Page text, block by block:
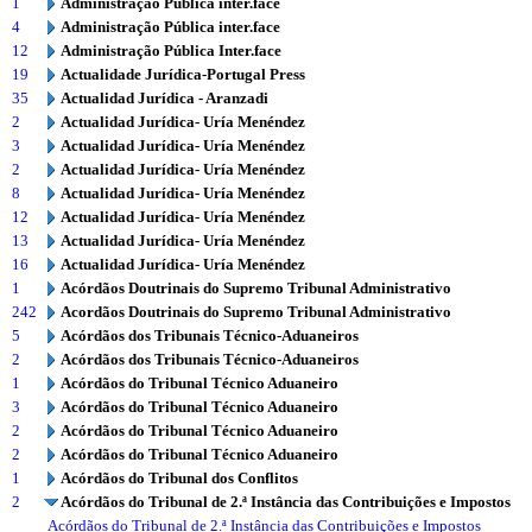
4
Administração Pública inter.face
12
Administração Pública Inter.face
19
Actualidade Jurídica-Portugal Press
35
Actualidad Jurídica - Aranzadi
2
Actualidad Jurídica- Uría Menéndez
3
Actualidad Jurídica- Uría Menéndez
2
Actualidad Jurídica- Uría Menéndez
8
Actualidad Jurídica- Uría Menéndez
12
Actualidad Jurídica- Uría Menéndez
13
Actualidad Jurídica- Uría Menéndez
16
Actualidad Jurídica- Uría Menéndez
1
Acórdãos Doutrinais do Supremo Tribunal Administrativo
242
Acordãos Doutrinais do Supremo Tribunal Administrativo
5
Acórdãos dos Tribunais Técnico-Aduaneiros
2
Acórdãos dos Tribunais Técnico-Aduaneiros
1
Acórdãos do Tribunal Técnico Aduaneiro
3
Acórdãos do Tribunal Técnico Aduaneiro
2
Acórdãos do Tribunal Técnico Aduaneiro
2
Acórdãos do Tribunal Técnico Aduaneiro
1
Acórdãos do Tribunal dos Conflitos
2
Acórdãos do Tribunal de 2.ª Instância das Contribuições e Impostos
Acórdãos do Tribunal de 2.ª Instância das Contribuições e Impostos